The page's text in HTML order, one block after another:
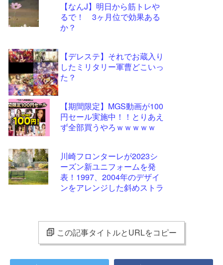
【なんJ】明日から筋トレや
るで！ 3ヶ月位で効果ある
か？
【デレステ】それでお蔵入り
したミリタリー軍曹どこいっ
た？
【期間限定】MGS動画が100
円セール実施中！！とりあえ
ず全部買うやろｗｗｗｗｗ
川崎フロンターレが2023シ
ーズン新ユニフォームを発
表！1997、2004年のデザイ
ンをアレンジした斜めストラ
この記事タイトルとURLをコピー